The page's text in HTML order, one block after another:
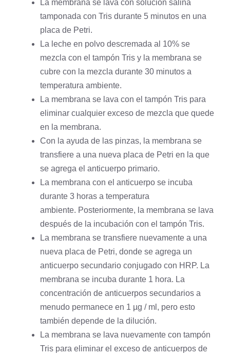
La membrana se lava con solución salina
tamponada con Tris durante 5 minutos en una
placa de Petri.
La leche en polvo descremada al 10% se
mezcla con el tampón Tris y la membrana se
cubre con la mezcla durante 30 minutos a
temperatura ambiente.
La membrana se lava con el tampón Tris para
eliminar cualquier exceso de mezcla que quede
en la membrana.
Con la ayuda de las pinzas, la membrana se
transfiere a una nueva placa de Petri en la que
se agrega el anticuerpo primario.
La membrana con el anticuerpo se incuba
durante 3 horas a temperatura
ambiente. Posteriormente, la membrana se lava
después de la incubación con el tampón Tris.
La membrana se transfiere nuevamente a una
nueva placa de Petri, donde se agrega un
anticuerpo secundario conjugado con HRP. La
membrana se incuba durante 1 hora. La
concentración de anticuerpos secundarios a
menudo permanece en 1 µg / ml, pero esto
también depende de la dilución.
La membrana se lava nuevamente con tampón
Tris para eliminar el exceso de anticuerpos de